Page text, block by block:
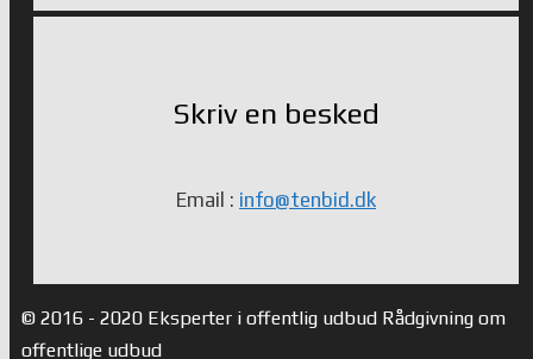
Skriv en besked
Email : info@tenbid.dk
© 2016 - 2020 Eksperter i offentlig udbud Rådgivning om
offentlige udbud